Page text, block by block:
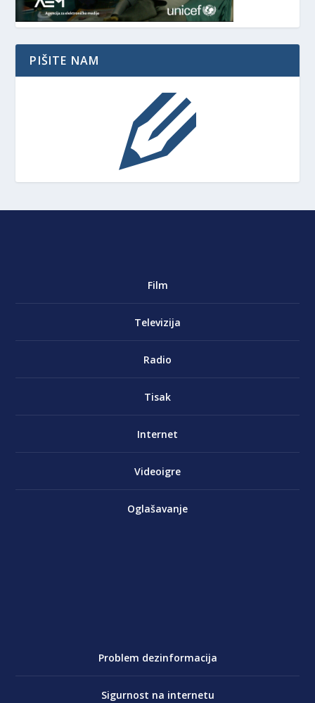
PIŠITE NAM
Film
Televizija
Radio
Tisak
Internet
Videoigre
Oglašavanje
Problem dezinformacija
Sigurnost na internetu